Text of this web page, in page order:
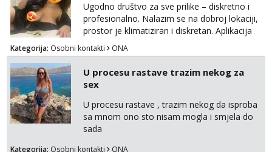
Ugodno društvo za sve prilike – diskretno i
profesionalno. Nalazim se na dobroj lokaciji,
prostor je klimatiziran i diskretan. Aplikacija
what sapp 0957660399.
Kategorija: Osobni kontakti ONA
U procesu rastave trazim nekog za
sex
U procesu rastave , trazim nekog da isproba
sa mnom ono sto nisam mogla i smjela do
sada
Kategorija: Osobni kontakti ONA